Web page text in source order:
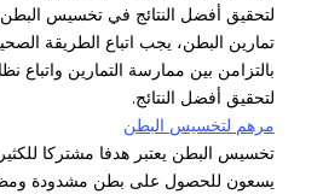
لتحقيق أفضل النتائج في تخسيس
تمارين البطن، يجب اتباع الطريقة
بالتزامن بين ممارسة التمارين
لتحقيق أفضل النتائج.
مرهم لتخسيس البطن
تخسيس البطن يعتبر هدفا مشتركا
يسعون للحصول على بطن مشدودة